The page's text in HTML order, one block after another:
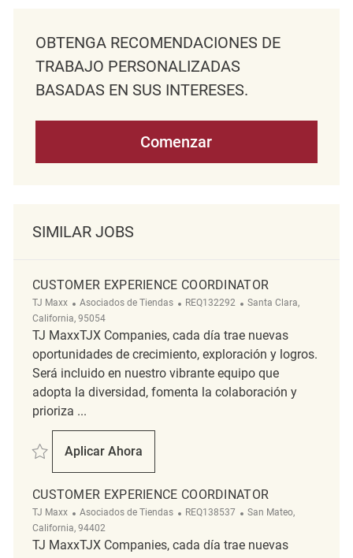
OBTENGA RECOMENDACIONES DE
TRABAJO PERSONALIZADAS
BASADAS EN SUS INTERESES.
Comenzar
SIMILAR JOBS
CUSTOMER EXPERIENCE COORDINATOR
TJ Maxx Categoría
Asociados de Tiendas ReqId
REQ132292 Ubicación
Santa Clara,
California, 95054
TJ MaxxTJX Companies, cada día trae nuevas
oportunidades de crecimiento, exploración y logros.
Será incluido en nuestro vibrante equipo que
adopta la diversidad, fomenta la colaboración y
prioriza ...
Salvar Customer Experience Coordinator REQ132292
Aplicar Ahora
Customer Experience Coordinator
CUSTOMER EXPERIENCE COORDINATOR
TJ Maxx Categoría
Asociados de Tiendas ReqId
REQ138537 Ubicación
San Mateo,
California, 94402
TJ MaxxTJX Companies, cada día trae nuevas